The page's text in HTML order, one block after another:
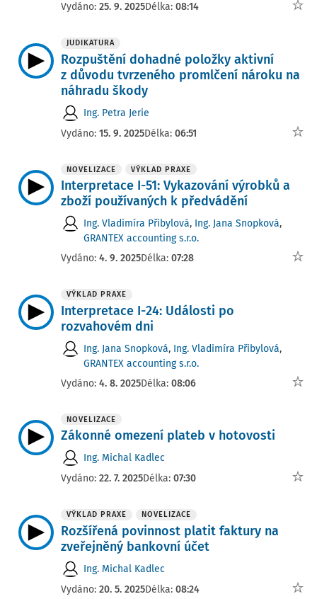
Vydáno: 25. 9. 2025Délka: 08:14
JUDIKATURA
Rozpuštění dohadné položky aktivní
z důvodu tvrzeného promlčení nároku na
náhradu škody
Ing. Petra Jerie
Vydáno: 15. 9. 2025Délka: 06:51
NOVELIZACE VÝKLAD PRAXE
Interpretace I-51: Vykazování výrobků a
zboží používaných k předvádění
Ing. Vladimíra Přibylová, Ing. Jana Snopková,
GRANTEX accounting s.r.o.
Vydáno: 4. 9. 2025Délka: 07:28
VÝKLAD PRAXE
Interpretace I-24: Události po
rozvahovém dni
Ing. Jana Snopková, Ing. Vladimíra Přibylová,
GRANTEX accounting s.r.o.
Vydáno: 4. 8. 2025Délka: 08:06
NOVELIZACE
Zákonné omezení plateb v hotovosti
Ing. Michal Kadlec
Vydáno: 22. 7. 2025Délka: 07:30
VÝKLAD PRAXE NOVELIZACE
Rozšířená povinnost platit faktury na
zveřejněný bankovní účet
Ing. Michal Kadlec
Vydáno: 20. 5. 2025Délka: 08:24